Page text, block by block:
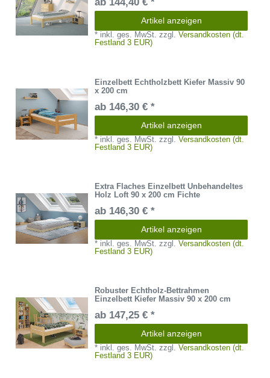
Artikel anzeigen
* inkl. ges. MwSt. zzgl.Versandkosten (dt.
Festland 3 EUR)
Einzelbett Echtholzbett Kiefer Massiv 90
x 200 cm
ab 146,30 € *
Artikel anzeigen
* inkl. ges. MwSt. zzgl.Versandkosten (dt.
Festland 3 EUR)
Extra Flaches Einzelbett Unbehandeltes
Holz Loft 90 x 200 cm Fichte
ab 146,30 € *
Artikel anzeigen
* inkl. ges. MwSt. zzgl.Versandkosten (dt.
Festland 3 EUR)
Robuster Echtholz-Bettrahmen
Einzelbett Kiefer Massiv 90 x 200 cm
ab 147,25 € *
Artikel anzeigen
* inkl. ges. MwSt. zzgl.Versandkosten (dt.
Festland 3 EUR)